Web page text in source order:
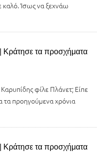
καλό. Ίσως να ξεχνάω
τα προσχήματα
φίλε Πλάνετ; Είπε
τα προηγούμενα χρόνια
τα προσχήματα